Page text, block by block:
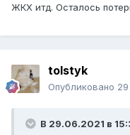
ЖКХ итд. Осталось
tolstyk
Опубликовано
В 29.06.2021 в